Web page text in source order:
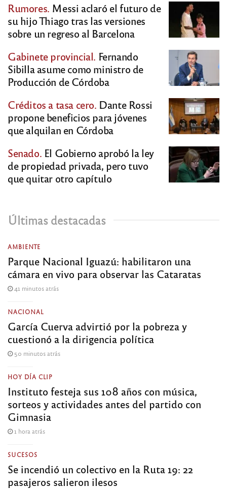
Rumores. Messi aclaró el futuro de
su hijo Thiago tras las versiones
sobre un regreso al Barcelona
Gabinete provincial. Fernando
Sibilla asume como ministro de
Producción de Córdoba
Créditos a tasa cero. Dante Rossi
propone beneficios para jóvenes
que alquilan en Córdoba
Senado. El Gobierno aprobó la ley
de propiedad privada, pero tuvo
que quitar otro capítulo
Últimas destacadas
AMBIENTE
Parque Nacional Iguazú: habilitaron una
cámara en vivo para observar las Cataratas
41 minutos atrás
NACIONAL
García Cuerva advirtió por la pobreza y
cuestionó a la dirigencia política
50 minutos atrás
HOY DÍA CLIP
Instituto festeja sus 108 años con música,
sorteos y actividades antes del partido con
Gimnasia
1 hora atrás
SUCESOS
Se incendió un colectivo en la Ruta 19: 22
pasajeros salieron ilesos